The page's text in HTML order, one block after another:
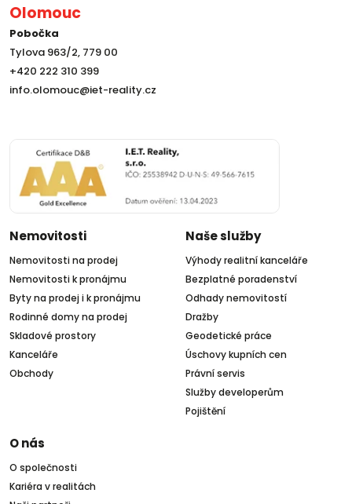
Olomouc
Pobočka
Tylova 963/2, 779 00
+420 222 310 399
info.olomouc@iet-reality.cz
Nemovitosti
Nemovitosti na prodej
Nemovitosti k pronájmu
Byty na prodej i k pronájmu
Rodinné domy na prodej
Skladové prostory
Kanceláře
Obchody
Naše služby
Výhody realitní kanceláře
Bezplatné poradenství
Odhady nemovitostí
Dražby
Geodetické práce
Úschovy kupních cen
Právní servis
Služby developerům
Pojištění
O nás
O společnosti
Kariéra v realitách